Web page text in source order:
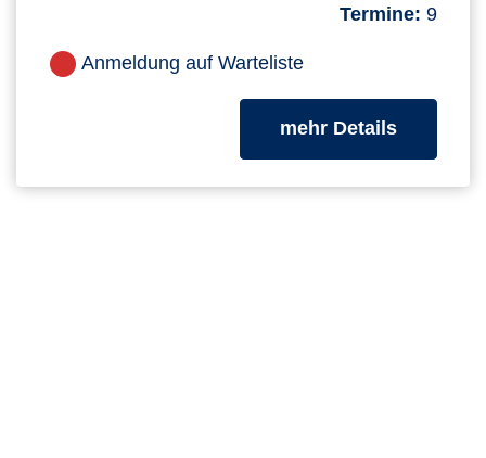
Termine: 9
Anmeldung auf Warteliste
mehr Detailszum